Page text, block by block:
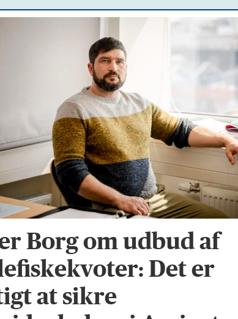
Borg om udbud af
Det er
at sikre